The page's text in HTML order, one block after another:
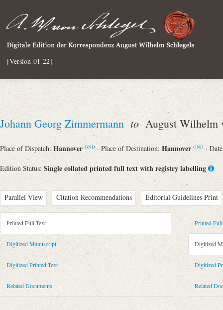
[Version-01-22]
Johann Georg Zimmermann toAugust Wilhelm
Place of Dispatch: Hannover GND · Place of Destination: Hannover GND ·
Edition Status: Single collated printed full text with registry labelling
Parallel View Citation Recommendations Editorial Guidelines Print
Metadata Concerning Header
Sender: Johann Georg Zimmermann
Recipient: August Wilhelm von Schlegel
Place of Dispatch: Hannover
Date: 21.05.1790
Notations: Empfangsort erschlossen.
Printed Full Text
Digitized Manuscript
Digitized Printed Text
Related Documents
Printed
Digitized
Digitized
Related